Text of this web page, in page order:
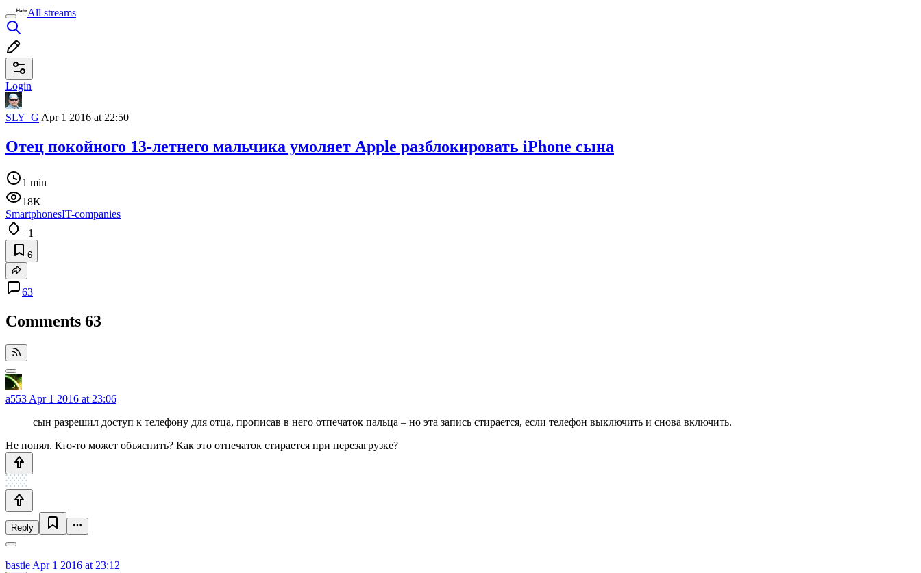
All streams
Login
SLY_G Apr 1 2016 at 22:50
Отец покойного 13-летнего мальчика умоляет Apple разблокировать iPhone сына
1 min
18K
SmartphonesIT-companies
+1
6
63
Comments 63
a553 Apr 1 2016 at 23:06
сын разрешил доступ к телефону для отца, прописав в него отпечаток пальца – но эта запись стирается, если телефон выключить и снова включить.
Не понял. Кто-то может объяснить? Как это отпечаток стирается при перезагрузке?
Reply
bastie Apr 1 2016 at 23:12